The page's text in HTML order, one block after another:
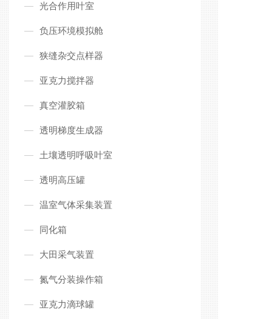
光合作用叶室
负压环境模拟舱
狭缝杂交点样器
亚克力搅拌器
真空灌胶箱
透明梯度生成器
土壤透明呼吸叶室
透明高压罐
温室气体采集装置
同化箱
大田采气装置
氮气分装操作箱
亚克力滴球罐